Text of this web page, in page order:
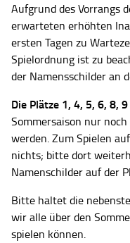
Aufgrund des Vorrangs
erwarteten erhöhten
ersten Tagen zu
Spielordnung ist zu
der Namensschilder an
Die Plätze 1, 4, 5, 6, 8,
Sommersaison nur
werden. Zum Spielen
nichts; bitte dort
Namenschilder auf der
Bitte haltet die
wir alle über den
spielen können.